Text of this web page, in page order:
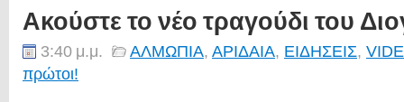
Ακούστε το νέο τραγούδι του
3:40 μ.μ. ΑΛΜΩΠΙΑ, ΑΡΙΔΑΙΑ, ΕΙΔΗΣΕΙΣ,
πρώτοι!